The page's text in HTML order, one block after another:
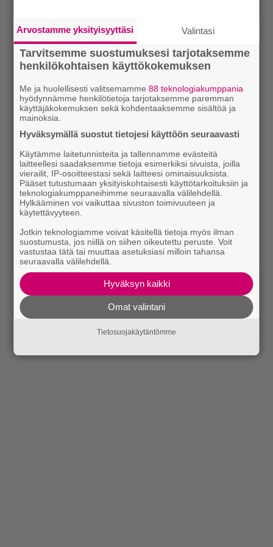
Arvostamme yksityisyyttäsi Valintasi
Tarvitsemme suostumuksesi tarjotaksemme
henkilökohtaisen käyttökokemuksen
Me ja huolellisesti valitsemamme88 teknologiakumppania
hyödynnämme henkilötietoja tarjotaksemme paremman
käyttäjäkokemuksen sekä kohdentaaksemme sisältöä ja
mainoksia.
Hyväksymällä suostut tietojesi käyttöön seuraavasti
Käytämme laitetunnisteita ja tallennamme evästeitä
laitteellesi saadaksemme tietoja esimerkiksi sivuista, joilla
vierailit, IP-osoitteestasi sekä laitteesi ominaisuuksista.
Pääset tutustumaan yksityiskohtaisesti käyttötarkoituksiin ja
teknologiakumppaneihimme seuraavalla välilehdellä.
Hylkääminen voi vaikuttaa sivuston toimivuuteen ja
käytettävyyteen.
Jotkin teknologiamme voivat käsitellä tietoja myös ilman
suostumusta, jos niillä on siihen oikeutettu peruste. Voit
vastustaa tätä tai muuttaa asetuksiasi milloin tahansa
seuraavalla välilehdellä.
Hyväksyn kaikki
Omat valintani
Tietosuojakäytäntömme